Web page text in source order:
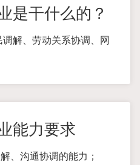
是干什么的？
解、劳动关系协调、网
能力要求
、沟通协调的能力；